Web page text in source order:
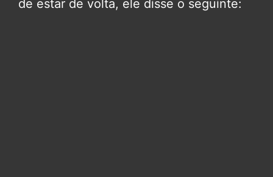
de estar de volta, ele disse o seguinte: